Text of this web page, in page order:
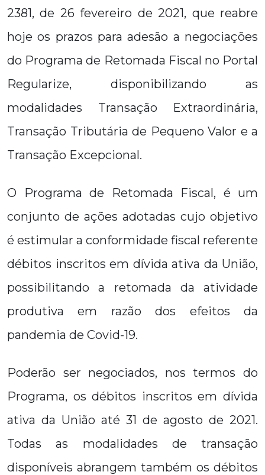
2381, de 26 fevereiro de 2021, que reabre
hoje os prazos para adesão a negociações
do Programa de Retomada Fiscal no Portal
Regularize, disponibilizando as
modalidades Transação Extraordinária,
Transação Tributária de Pequeno Valor e a
Transação Excepcional.
O Programa de Retomada Fiscal, é um
conjunto de ações adotadas cujo objetivo
é estimular a conformidade fiscal referente
débitos inscritos em dívida ativa da União,
possibilitando a retomada da atividade
produtiva em razão dos efeitos da
pandemia de Covid-19.
Poderão ser negociados, nos termos do
Programa, os débitos inscritos em dívida
ativa da União até 31 de agosto de 2021.
Todas as modalidades de transação
disponíveis abrangem também os débitos